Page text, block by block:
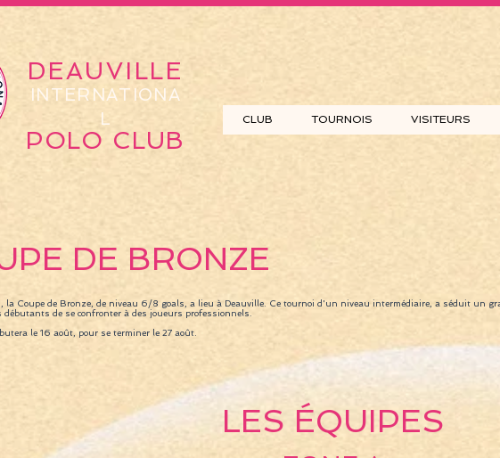
DEAUVILLE
INTERNATIONA
L
POLO CLUB
CLUB TOURNOIS VISITEURS
DE BRONZE
la Coupe de Bronze, de niveau 6/8 goals, a lieu à Deauville. Ce tournoi d'un niveau intermédiaire, a séduit un
débutants de se confronter à des joueurs professionnels.
le 16 août, pour se terminer le 27 août.
LES ÉQUIPES